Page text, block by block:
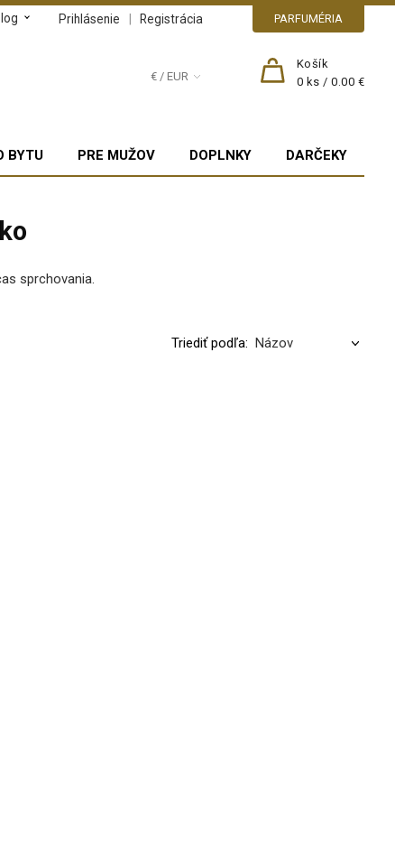
PARFUMÉRIA
Prihlásenie | Registrácia
€ / EUR
Košík
0 ks /0.00 €
BYTU PRE MUŽOV DOPLNKY DARČEKY
sprchovania.
Triediť podľa: